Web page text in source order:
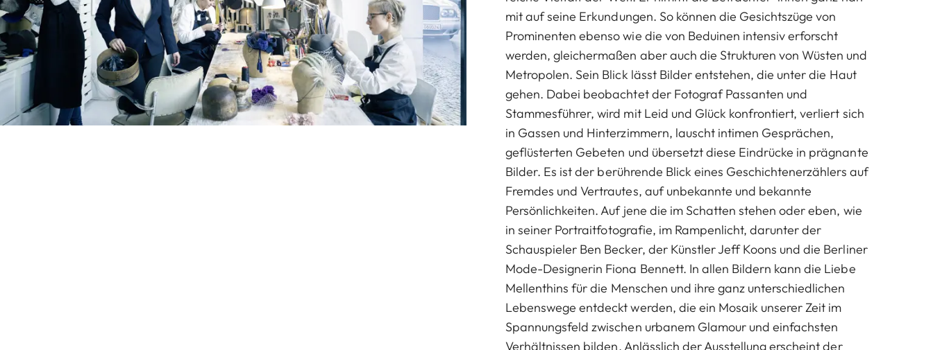
mit auf seine Erkundungen. So können die Gesichtszüge von
Prominenten ebenso wie die von Beduinen intensiv erforscht
werden, gleichermaßen aber auch die Strukturen von Wüsten und
Metropolen. Sein Blick lässt Bilder entstehen, die unter die Haut
gehen. Dabei beobachtet der Fotograf Passanten und
Stammesführer, wird mit Leid und Glück konfrontiert, verliert sich
in Gassen und Hinterzimmern, lauscht intimen Gesprächen,
geflüsterten Gebeten und übersetzt diese Eindrücke in prägnante
Bilder. Es ist der berührende Blick eines Geschichtenerzählers auf
Fremdes und Vertrautes, auf unbekannte und bekannte
Persönlichkeiten. Auf jene die im Schatten stehen oder eben, wie
in seiner Portraitfotografie, im Rampenlicht, darunter der
Schauspieler Ben Becker, der Künstler Jeff Koons und die Berliner
Mode-Designerin Fiona Bennett. In allen Bildern kann die Liebe
Mellenthins für die Menschen und ihre ganz unterschiedlichen
Lebenswege entdeckt werden, die ein Mosaik unserer Zeit im
Spannungsfeld zwischen urbanem Glamour und einfachsten
Verhältnissen bilden. Anlässlich der Ausstellung erscheint der